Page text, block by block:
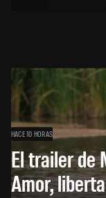
HACE 10 HORAS
El trailer de
Amor,